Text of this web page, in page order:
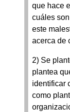
que hace
cuáles
este
acerca de
2) Se
plantea
identificar
como